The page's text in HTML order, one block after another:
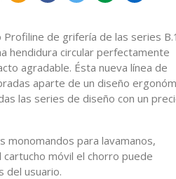
de grifería de las series
hendidura circular perfectamente
agradable. Ésta nueva línea de
aparte de un diseño
las series de diseño con un
monomandos para lavamanos,
móvil el chorro puede
del usuario.